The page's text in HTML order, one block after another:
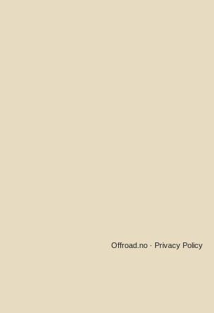
Privacy Policy
Offroad.no ·